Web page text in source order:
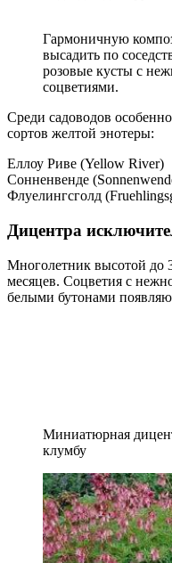
Гармоничную
высадить по
розовые кусты с
соцветиями.
Среди садоводов
сортов желтой энотеры:
Еллоу Риве (Yellow River)
Сонненвенде
Флуелингсголд
Дицентра
Многолетник высотой до
месяцев. Соцветия с
белыми бутонами
Миниатюрная
клумбу